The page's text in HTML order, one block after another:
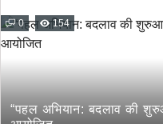
0 154
“पहल अभियान: बदलाव की